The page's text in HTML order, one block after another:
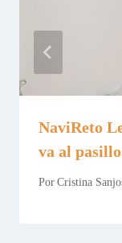
NaviReto
va al
Por Cristina